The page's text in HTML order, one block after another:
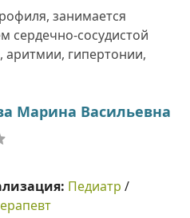
занимается
сердечно-сосудистой
аритмии, гипертонии,
Марина Васильевна
Педиатр /